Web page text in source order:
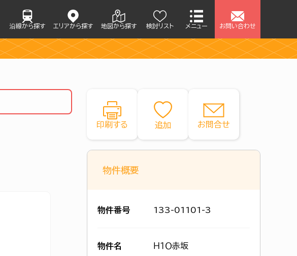
沿線から探す エリアから探す 地図から探す 検討リスト メニュー お問い合わせ
印刷する お問合せ
物件概要
物件番号 133-01101-3
物件名 Ｈ１Ｏ赤坂